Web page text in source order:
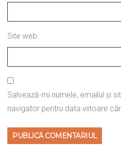
Site web
Salvează-mi numele, emailul și
navigator pentru data viitoare